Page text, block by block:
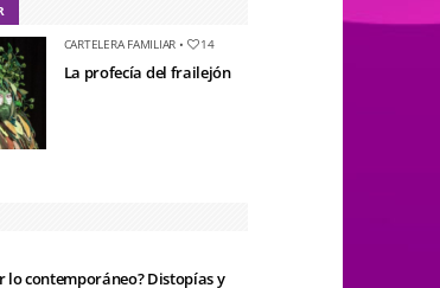
CARTELERA FAMILIAR • 14
La profecía del frailejón
lo contemporáneo? Distopías y